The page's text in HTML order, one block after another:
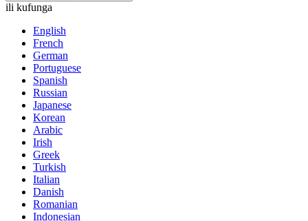
ili kufunga
English
French
German
Portuguese
Spanish
Russian
Japanese
Korean
Arabic
Irish
Greek
Turkish
Italian
Danish
Romanian
Indonesian